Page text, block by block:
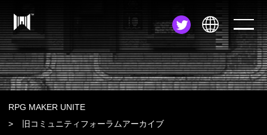
JA
EN
RPG MAKER UNITE
旧コミュニティフォーラムアーカイブ